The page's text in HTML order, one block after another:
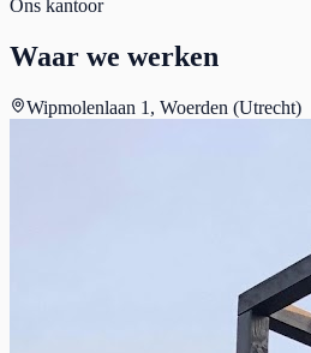
Ons kantoor
Waar we werken
Wipmolenlaan 1, Woerden (Utrecht)